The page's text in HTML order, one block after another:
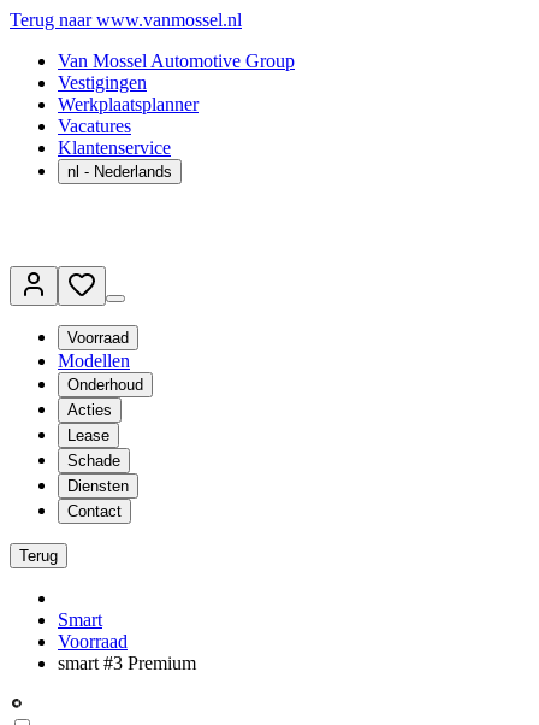
Terug naar www.vanmossel.nl
Van Mossel Automotive Group
Vestigingen
Werkplaatsplanner
Vacatures
Klantenservice
nl - Nederlands
Voorraad
Modellen
Onderhoud
Acties
Lease
Schade
Diensten
Contact
Terug
Smart
Voorraad
smart #3 Premium